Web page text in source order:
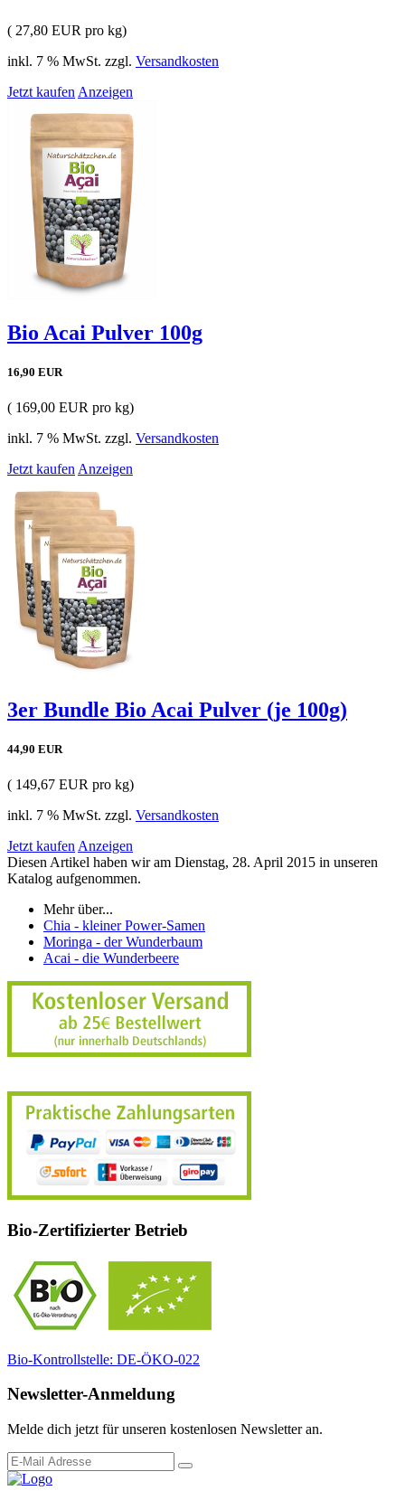
( 27,80 EUR pro kg)
inkl. 7 % MwSt. zzgl. Versandkosten
Jetzt kaufen Anzeigen
Bio Acai Pulver 100g
16,90 EUR
( 169,00 EUR pro kg)
inkl. 7 % MwSt. zzgl. Versandkosten
Jetzt kaufen Anzeigen
3er Bundle Bio Acai Pulver (je 100g)
44,90 EUR
( 149,67 EUR pro kg)
inkl. 7 % MwSt. zzgl. Versandkosten
Jetzt kaufen Anzeigen
Diesen Artikel haben wir am Dienstag, 28. April 2015 in unseren
Katalog aufgenommen.
Mehr über...
Chia - kleiner Power-Samen
Moringa - der Wunderbaum
Acai - die Wunderbeere
Bio-Zertifizierter Betrieb
Bio-Kontrollstelle: DE-ÖKO-022
Newsletter-Anmeldung
Melde dich jetzt für unseren kostenlosen Newsletter an.